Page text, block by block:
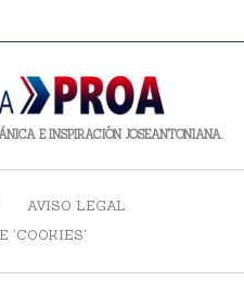
E INSPIRACIÓN JOSEANTONIANA.
AVISO LEGAL
'COOKIES'